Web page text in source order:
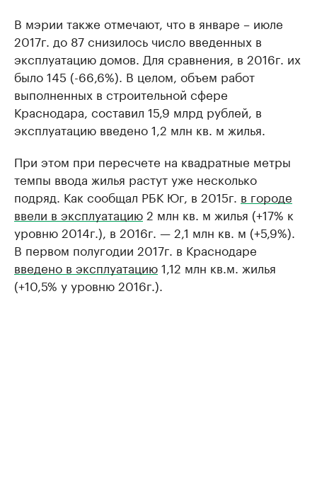
В мэрии также отмечают, что в январе – июле
2017г. до 87 снизилось число введенных в
эксплуатацию домов. Для сравнения, в 2016г. их
было 145 (-66,6%). В целом, объем работ
выполненных в строительной сфере
Краснодара, составил 15,9 млрд рублей, в
эксплуатацию введено 1,2 млн кв. м жилья.
При этом при пересчете на квадратные метры
темпы ввода жилья растут уже несколько
подряд. Как сообщал РБК Юг, в 2015г. в городе
ввели в эксплуатацию 2 млн кв. м жилья (+17% к
уровню 2014г.), в 2016г. — 2,1 млн кв. м (+5,9%).
В первом полугодии 2017г. в Краснодаре
введено в эксплуатацию1,12 млн кв.м. жилья
(+10,5% у уровню 2016г.).